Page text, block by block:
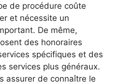
de procédure coûte
et nécessite un
De même,
des honoraires
spécifiques et des
services plus généraux.
assurer de connaître le